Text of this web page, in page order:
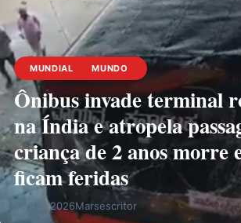
MUNDIAL MUNDO
Ônibus invade terminal
na Índia e atropela
criança de 2 anos morre
ficam feridas
abril 2, 2026Marsescritor